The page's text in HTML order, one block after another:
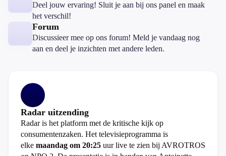
Deel jouw ervaring! Sluit je aan bij ons panel en maak
het verschil!
Forum
Discussieer mee op ons forum! Meld je vandaag nog
aan en deel je inzichten met andere leden.
Radar uitzending
Radar is het platform met de kritische kijk op
consumentenzaken. Het televisieprogramma is
elke maandag om 20:25 uur live te zien bij AVROTROS